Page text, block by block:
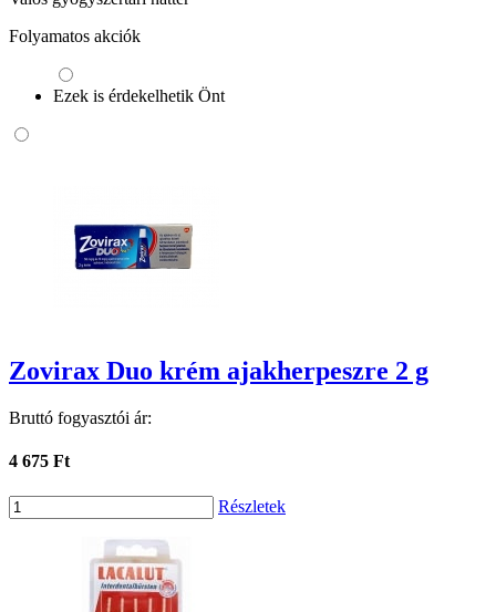
Folyamatos akciók
Ezek is érdekelhetik Önt
Zovirax Duo krém ajakherpeszre 2 g
Bruttó fogyasztói ár:
4 675 Ft
Részletek